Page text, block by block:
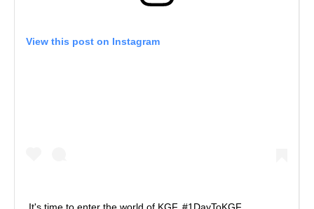
View this post on Instagram
It's time to enter the world of KGF. #1DayToKGF